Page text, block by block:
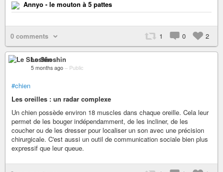
Annyo - le mouton à 5 pattes
0 comments 1 0 2
Le Shoshin
5 months ago – Public
#chien
Les oreilles : un radar complexe
Un chien possède environ 18 muscles dans chaque oreille. Cela leur
permet de les bouger indépendamment, de les incliner, de les
coucher ou de les dresser pour localiser un son avec une précision
chirurgicale. C'est aussi un outil de communication sociale bien plus
expressif que leur queue.